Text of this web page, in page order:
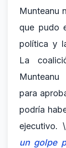
Munteanu
que pudo
política y
La
para
podría
ejecutivo. \
un golpe